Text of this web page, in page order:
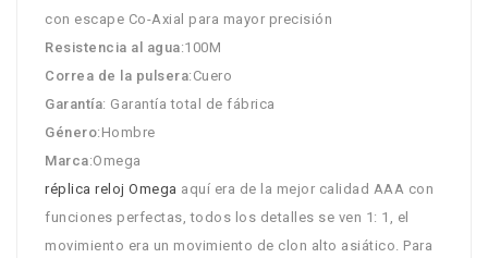
con escape Co-Axial para mayor precisión
Resistencia al agua:100M
Correa de la pulsera:Cuero
Garantía: Garantía total de fábrica
Género:Hombre
Marca:Omega
réplica reloj Omega aquí era de la mejor calidad AAA con
funciones perfectas, todos los detalles se ven 1: 1, el
movimiento era un movimiento de clon alto asiático. Para